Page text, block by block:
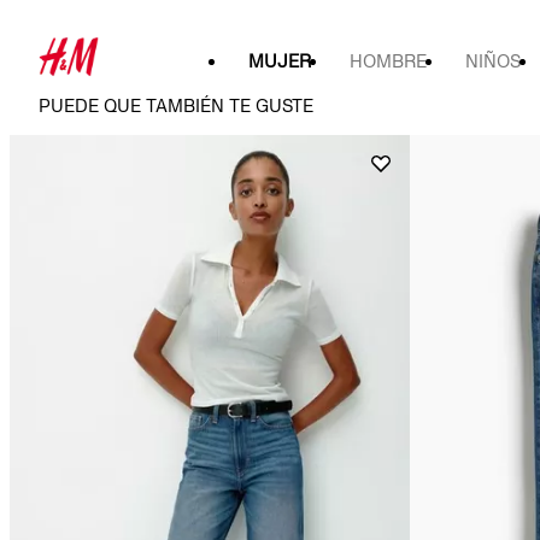
MUJER HOMBRE NIÑOS
PUEDE QUE TAMBIÉN TE GUSTE